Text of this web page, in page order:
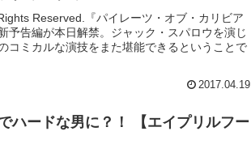
Reserved.『パイレーツ・オブ・カリビア
予告編が本日解禁。ジャック・スパロウを演じ
コミカルな演技をまた堪能できるということで
2017.04.19
ハードな男に？！ 【エイプリルフー